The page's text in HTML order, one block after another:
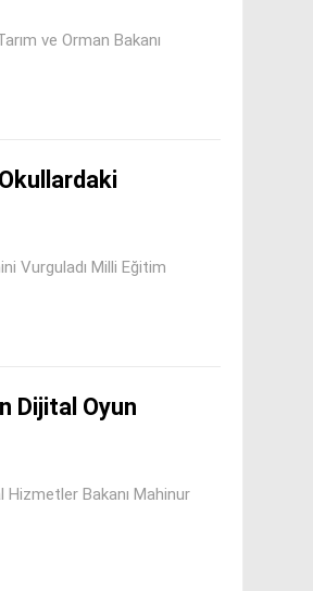
ve Orman Bakanı
Vurguladı Milli Eğitim
Dijital Oyun
Hizmetler Bakanı Mahinur